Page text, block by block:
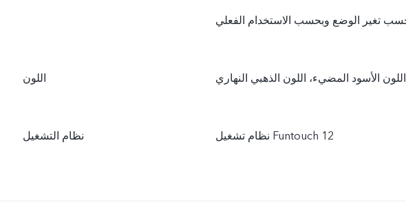
اللون اللون الأسود المضيء، اللون الذهبي النهاري
نظام التشغيل